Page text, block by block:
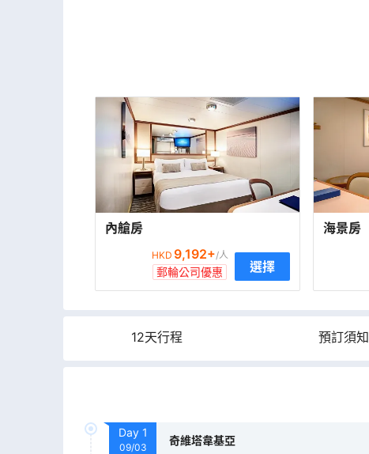
內艙房
HKD 9,192+/人
郵輪公司優惠 選擇
海景房
12天行程 預訂須知
Day 1
09/03
奇維塔韋基亞